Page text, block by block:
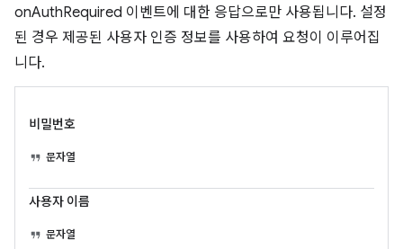
onAuthRequired 이벤트에 대한 응답으로만 사용됩니다. 설정
된 경우 제공된 사용자 인증 정보를 사용하여 요청이 이루어집
니다.
비밀번호
문자열
사용자 이름
문자열